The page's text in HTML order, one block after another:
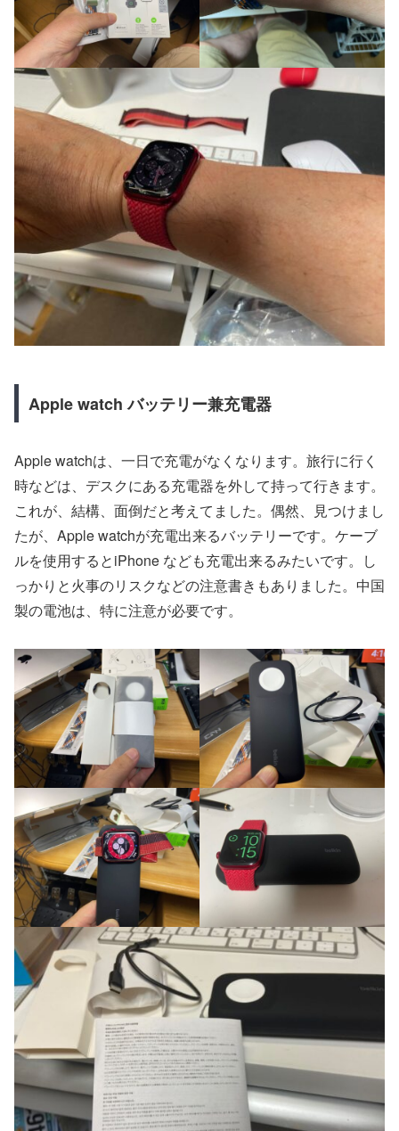
Apple watch バッテリー兼充電器
Apple watchは、一日で充電がなくなります。旅行に行く
時などは、デスクにある充電器を外して持って行きます。
これが、結構、面倒だと考えてました。偶然、見つけまし
たが、Apple watchが充電出来るバッテリーです。ケーブ
ルを使用するとiPhone なども充電出来るみたいです。し
っかりと火事のリスクなどの注意書きもありました。中国
製の電池は、特に注意が必要です。